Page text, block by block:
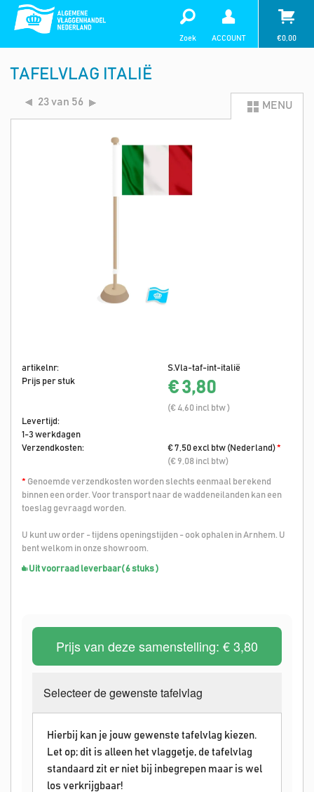
Zoek ACCOUNT €0,00
TAFELVLAG ITALIË
23 van 56 MENU
artikelnr:
S.Vla-taf-int-italië
Prijs per stuk
€ 3,80
(€ 4,60 incl btw )
Levertijd:
1-3 werkdagen
Verzendkosten:
€ 7,50 excl btw (Nederland)*
(€ 9,08 incl btw)
* Genoemde verzendkosten worden slechts eenmaal berekend
binnen een order. Voor transport naar de waddeneilanden kan een
toeslag gevraagd worden.
U kunt uw order - tijdens openingstijden - ook ophalen in Arnhem. U
bent welkom in onze showroom.
Uit voorraad leverbaar( 6 stuks )
Prijs van deze samenstelling: € 3,80
Selecteer de gewenste tafelvlag
Hierbij kan je jouw gewenste tafelvlag kiezen.
Let op; dit is alleen het vlaggetje, de tafelvlag
standaard zit er niet bij inbegrepen maar is wel
los verkrijgbaar!